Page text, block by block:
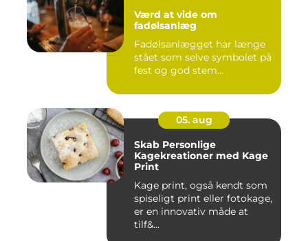
Værd at vide om
fadølsanlæg
Fadølsanlægget har længe
stået som selve symbolet på
fest og god stem...
05. aug
Skab Personlige
Kagekreationer med Kage
Print
Kage print, også kendt som
spiseligt print eller fotokage,
er en innovativ måde at
tilf&...